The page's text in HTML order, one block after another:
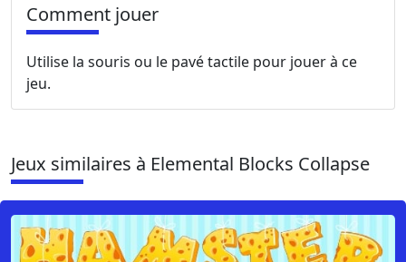
Comment jouer
Utilise la souris ou le pavé tactile pour jouer à ce
jeu.
Jeux similaires à Elemental Blocks Collapse